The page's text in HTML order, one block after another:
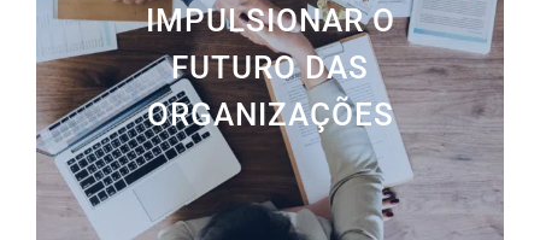
IMPULSIONAR O
FUTURO DAS
ORGANIZAÇÕES